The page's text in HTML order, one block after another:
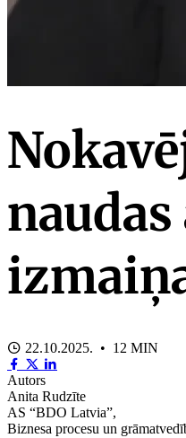
22.10.2025. • 12 MIN
Autors
Anita Rudzīte
AS “BDO Latvia”,
Biznesa procesu un